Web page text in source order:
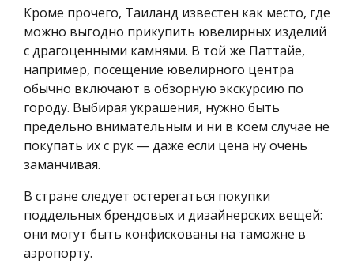
Кроме прочего, Таиланд известен как место, где
можно выгодно прикупить ювелирных изделий
с драгоценными камнями. В той же Паттайе,
например, посещение ювелирного центра
обычно включают в обзорную экскурсию по
городу. Выбирая украшения, нужно быть
предельно внимательным и ни в коем случае не
покупать их с рук — даже если цена ну очень
заманчивая.
В стране следует остерегаться покупки
поддельных брендовых и дизайнерских вещей:
они могут быть конфискованы на таможне в
аэропорту.